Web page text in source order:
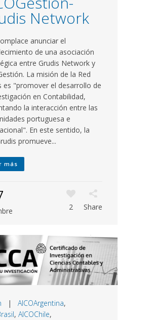
Network
anunciar el
de una asociación
entre Grudis Network y
La misión de la Red
es "promover el desarrollo de
en Contabilidad,
la interacción entre las
portuguesa e
En este sentido, la
promueve...
más
2 Share
| AICOArgentina,
, AICOChile,